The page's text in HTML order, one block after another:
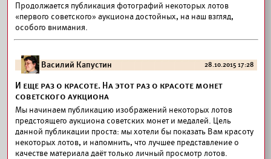
Продолжается публикация фотографий некоторых лотов
«первого советского» аукциона достойных, на наш взгляд,
особого внимания.
Василий Капустин 28.10.2015 17:28
И еще раз о красоте. На этот раз о красоте монет
советского аукциона
Мы начинаем публикацию изображений некоторых лотов
предстоящего аукциона советских монет и медалей. Цель
данной публикации проста: мы хотели бы показать Вам красоту
некоторых лотов, и напомнить, что лучшее представление о
качестве материала даёт только личный просмотр лотов.